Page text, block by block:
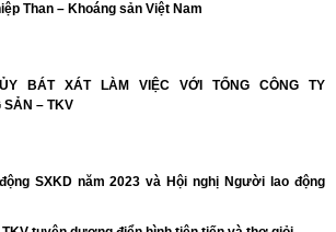
Than – Khoáng sản Việt Nam
BÁT XÁT LÀM VIỆC VỚI TỔNG CÔNG TY
SẢN – TKV
SXKD năm 2023 và Hội nghị Người lao động